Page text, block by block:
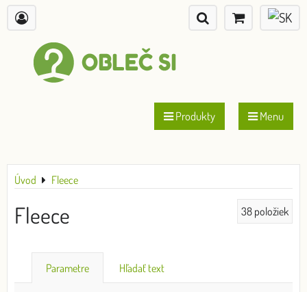
Produkty Menu
Úvod Fleece
Fleece 38 položiek
Parametre Hľadať text